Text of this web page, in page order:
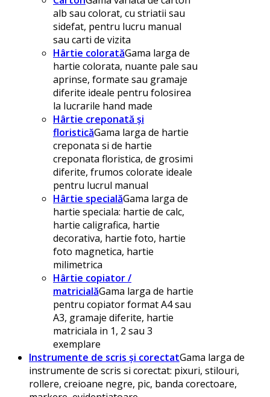
alb sau colorat, cu striatii sau
sidefat, pentru lucru manual
sau carti de vizita
Hârtie coloratăGama larga de
hartie colorata, nuante pale sau
aprinse, formate sau gramaje
diferite ideale pentru folosirea
la lucrarile hand made
Hârtie creponată și
floristicăGama larga de hartie
creponata si de hartie
creponata floristica, de grosimi
diferite, frumos colorate ideale
pentru lucrul manual
Hârtie specialăGama larga de
hartie speciala: hartie de calc,
hartie caligrafica, hartie
decorativa, hartie foto, hartie
foto magnetica, hartie
milimetrica
Hârtie copiator /
matricialăGama larga de hartie
pentru copiator format A4 sau
A3, gramaje diferite, hartie
matriciala in 1, 2 sau 3
exemplare
Instrumente de scris și corectatGama larga de
instrumente de scris si corectat: pixuri, stilouri,
rollere, creioane negre, pic, banda corectoare,